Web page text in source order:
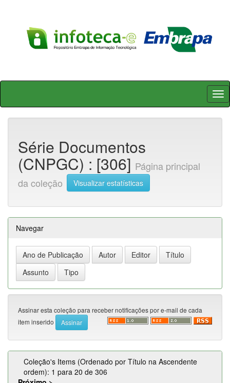
Skip
Série Documentos
(CNPGC) : [306] Página principal
da coleção
Visualizar estatísticas
Navegar
Assinar esta coleção para receber notificações por e-mail de cada
item inserido
Coleção's Items (Ordenado por Título na Ascendente
ordem): 1 para 20 de 306